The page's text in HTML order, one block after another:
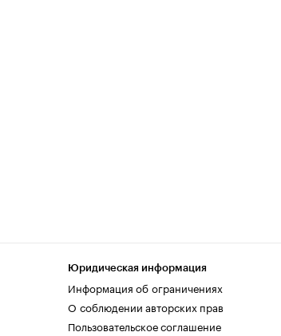
Юридическая информация
Информация об ограничениях
О соблюдении авторских прав
Пользовательское соглашение